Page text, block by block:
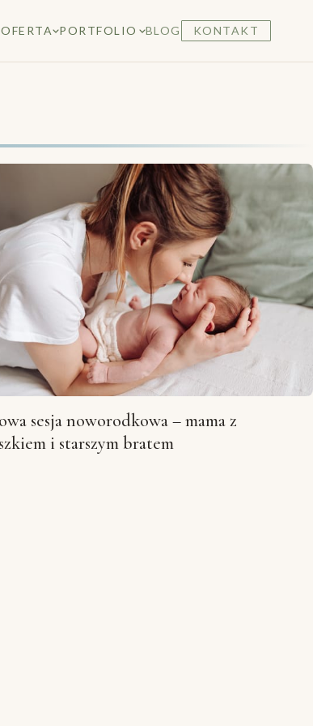
OFERTA PORTFOLIO BLOG KONTAKT
sesja noworodkowa – mama z
i starszym bratem